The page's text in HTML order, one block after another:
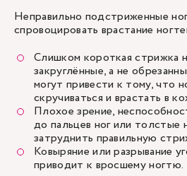
Неправильно подстриженные
спровоцировать врастание
Слишком короткая стрижка
закруглённые, а не
могут привести к тому, что
скручиваться и врастать в
Плохое зрение,
до пальцев ног или толстые
затруднить правильную
Ковыряние или разрывание
приводит к вросшему ногтю.